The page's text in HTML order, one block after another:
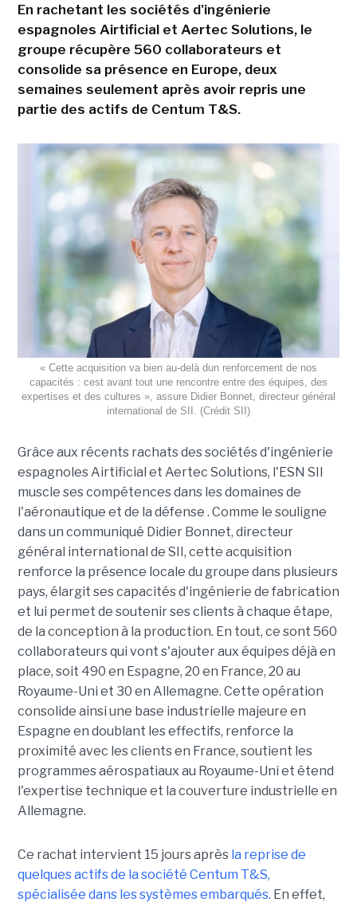
En rachetant les sociétés d'ingénierie
espagnoles Airtificial et Aertec Solutions, le
groupe récupère 560 collaborateurs et
consolide sa présence en Europe, deux
semaines seulement après avoir repris une
partie des actifs de Centum T&S.
« Cette acquisition va bien au-delà dun renforcement de nos
capacités : cest avant tout une rencontre entre des équipes, des
expertises et des cultures », assure Didier Bonnet, directeur général
international de SII. (Crédit SII)
Grâce aux récents rachats des sociétés d'ingénierie
espagnoles Airtificial et Aertec Solutions, l'ESN SII
muscle ses compétences dans les domaines de
l'aéronautique et de la défense . Comme le souligne
dans un communiqué Didier Bonnet, directeur
général international de SII, cette acquisition
renforce la présence locale du groupe dans plusieurs
pays, élargit ses capacités d'ingénierie de fabrication
et lui permet de soutenir ses clients à chaque étape,
de la conception à la production. En tout, ce sont 560
collaborateurs qui vont s'ajouter aux équipes déjà en
place, soit 490 en Espagne, 20 en France, 20 au
Royaume-Uni et 30 en Allemagne. Cette opération
consolide ainsi une base industrielle majeure en
Espagne en doublant les effectifs, renforce la
proximité avec les clients en France, soutient les
programmes aérospatiaux au Royaume-Uni et étend
l'expertise technique et la couverture industrielle en
Allemagne.
Ce rachat intervient 15 jours après la reprise de
quelques actifs de la société Centum T&S,
spécialisée dans les systèmes embarqués. En effet,